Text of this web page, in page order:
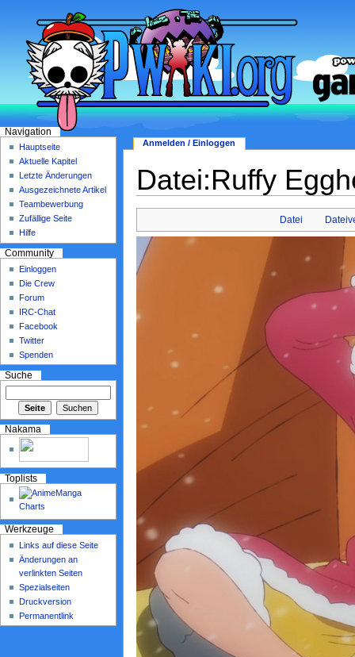
Datei:Ruffy
Datei
Anmelden / Einloggen
Navigation
Hauptseite
Aktuelle Kapitel
Letzte Änderungen
Ausgezeichnete Artikel
Teambewerbung
Zufällige Seite
Hilfe
Community
Einloggen
Die Crew
Forum
IRC-Chat
Facebook
Twitter
Spenden
Suche
Nakama
Toplists
Werkzeuge
Links auf diese Seite
Änderungen an
verlinkten Seiten
Spezialseiten
Druckversion
Permanentlink